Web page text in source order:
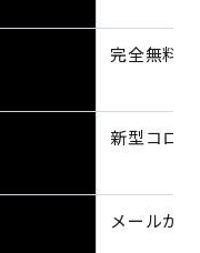
完全無料
新型コロ
メールが